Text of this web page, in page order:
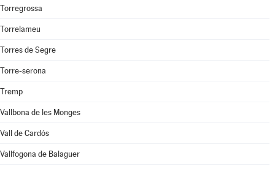
Torregrossa
Torrelameu
Torres de Segre
Torre-serona
Tremp
Vallbona de les Monges
Vall de Cardós
Vallfogona de Balaguer